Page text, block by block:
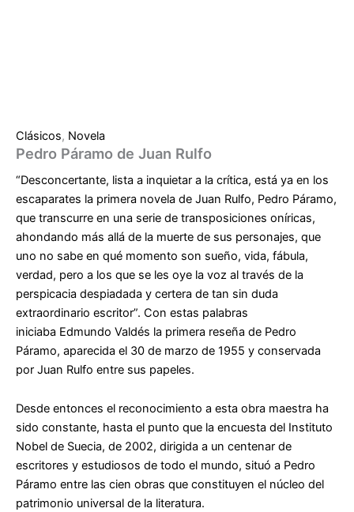
Clásicos, Novela
Pedro Páramo de Juan Rulfo
“Desconcertante, lista a inquietar a la crítica, está ya en los
escaparates la primera novela de Juan Rulfo, Pedro Páramo,
que transcurre en una serie de transposiciones oníricas,
ahondando más allá de la muerte de sus personajes, que
uno no sabe en qué momento son sueño, vida, fábula,
verdad, pero a los que se les oye la voz al través de la
perspicacia despiadada y certera de tan sin duda
extraordinario escritor”. Con estas palabras
iniciaba Edmundo Valdés la primera reseña de Pedro
Páramo, aparecida el 30 de marzo de 1955 y conservada
por Juan Rulfo entre sus papeles.
Desde entonces el reconocimiento a esta obra maestra ha
sido constante, hasta el punto que la encuesta del Instituto
Nobel de Suecia, de 2002, dirigida a un centenar de
escritores y estudiosos de todo el mundo, situó a Pedro
Páramo entre las cien obras que constituyen el núcleo del
patrimonio universal de la literatura.